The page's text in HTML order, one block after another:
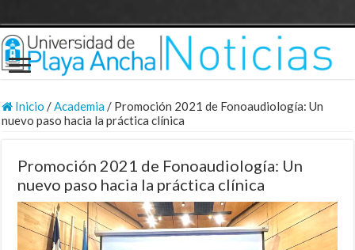
Inicio /Academia/ Promoción 2021 de Fonoaudiología: Un
nuevo paso hacia la práctica clínica
Promoción 2021 de Fonoaudiología: Un
nuevo paso hacia la práctica clínica